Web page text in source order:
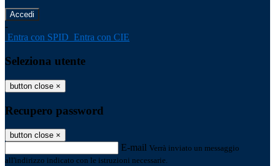
-
Entra con SPID Entra con CIE
Seleziona utente
button close ×
Recupero password
button close ×
E-mail Verrà inviato un messaggio
all'indirizzo indicato con le istruzioni necessarie.